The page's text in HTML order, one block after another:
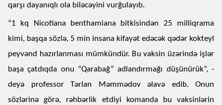
qarşı dayanıqlı ola biləcəyini vurğulayıb.
“1 kq Nicotiana benthamiana bitkisindən 25 milliqrama
kimi, başqa sözlə, 5 min insana kifayət edəcək qədər kokteyl
peyvənd hazırlanması mümkündür. Bu vaksin üzərində işlər
başa çatdıqda onu “Qarabağ” adlandırmağı düşünürük”, -
deyə professor Tərlan Məmmədov əlavə edib. Onun
sözlərinə görə, rəhbərlik etdiyi komanda bu vaksinlərin